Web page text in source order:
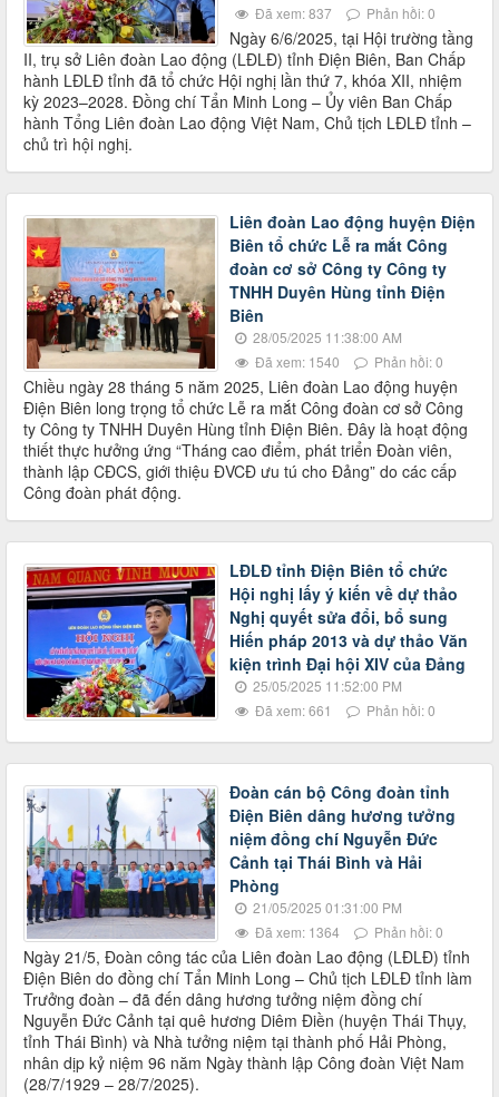
Đã xem: 837
Phản hồi: 0
Ngày 6/6/2025, tại Hội trường tầng
II, trụ sở Liên đoàn Lao động (LĐLĐ) tỉnh Điện Biên, Ban Chấp
hành LĐLĐ tỉnh đã tổ chức Hội nghị lần thứ 7, khóa XII, nhiệm
kỳ 2023–2028. Đồng chí Tẩn Minh Long – Ủy viên Ban Chấp
hành Tổng Liên đoàn Lao động Việt Nam, Chủ tịch LĐLĐ tỉnh –
chủ trì hội nghị.
Liên đoàn Lao động huyện Điện
Biên tổ chức Lễ ra mắt Công
đoàn cơ sở Công ty Công ty
TNHH Duyên Hùng tỉnh Điện
Biên
28/05/2025 11:38:00 AM
Đã xem: 1540
Phản hồi: 0
Chiều ngày 28 tháng 5 năm 2025, Liên đoàn Lao động huyện
Điện Biên long trọng tổ chức Lễ ra mắt Công đoàn cơ sở Công
ty Công ty TNHH Duyên Hùng tỉnh Điện Biên. Đây là hoạt động
thiết thực hưởng ứng “Tháng cao điểm, phát triển Đoàn viên,
thành lập CĐCS, giới thiệu ĐVCĐ ưu tú cho Đảng” do các cấp
Công đoàn phát động.
LĐLĐ tỉnh Điện Biên tổ chức
Hội nghị lấy ý kiến về dự thảo
Nghị quyết sửa đổi, bổ sung
Hiến pháp 2013 và dự thảo Văn
kiện trình Đại hội XIV của Đảng
25/05/2025 11:52:00 PM
Đã xem: 661
Phản hồi: 0
Đoàn cán bộ Công đoàn tỉnh
Điện Biên dâng hương tưởng
niệm đồng chí Nguyễn Đức
Cảnh tại Thái Bình và Hải
Phòng
21/05/2025 01:31:00 PM
Đã xem: 1364
Phản hồi: 0
Ngày 21/5, Đoàn công tác của Liên đoàn Lao động (LĐLĐ) tỉnh
Điện Biên do đồng chí Tẩn Minh Long – Chủ tịch LĐLĐ tỉnh làm
Trưởng đoàn – đã đến dâng hương tưởng niệm đồng chí
Nguyễn Đức Cảnh tại quê hương Diêm Điền (huyện Thái Thụy,
tỉnh Thái Bình) và Nhà tưởng niệm tại thành phố Hải Phòng,
nhân dịp kỷ niệm 96 năm Ngày thành lập Công đoàn Việt Nam
(28/7/1929 – 28/7/2025).